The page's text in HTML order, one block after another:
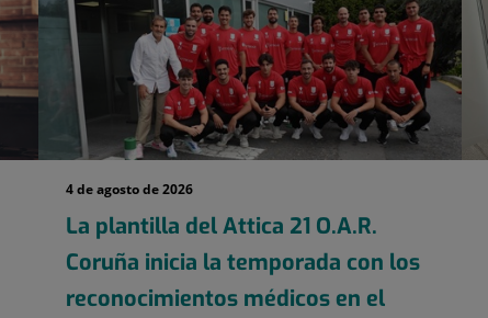
4 de agosto de 2026
La plantilla del Attica 21 O.A.R.
Coruña inicia la temporada con los
reconocimientos médicos en el